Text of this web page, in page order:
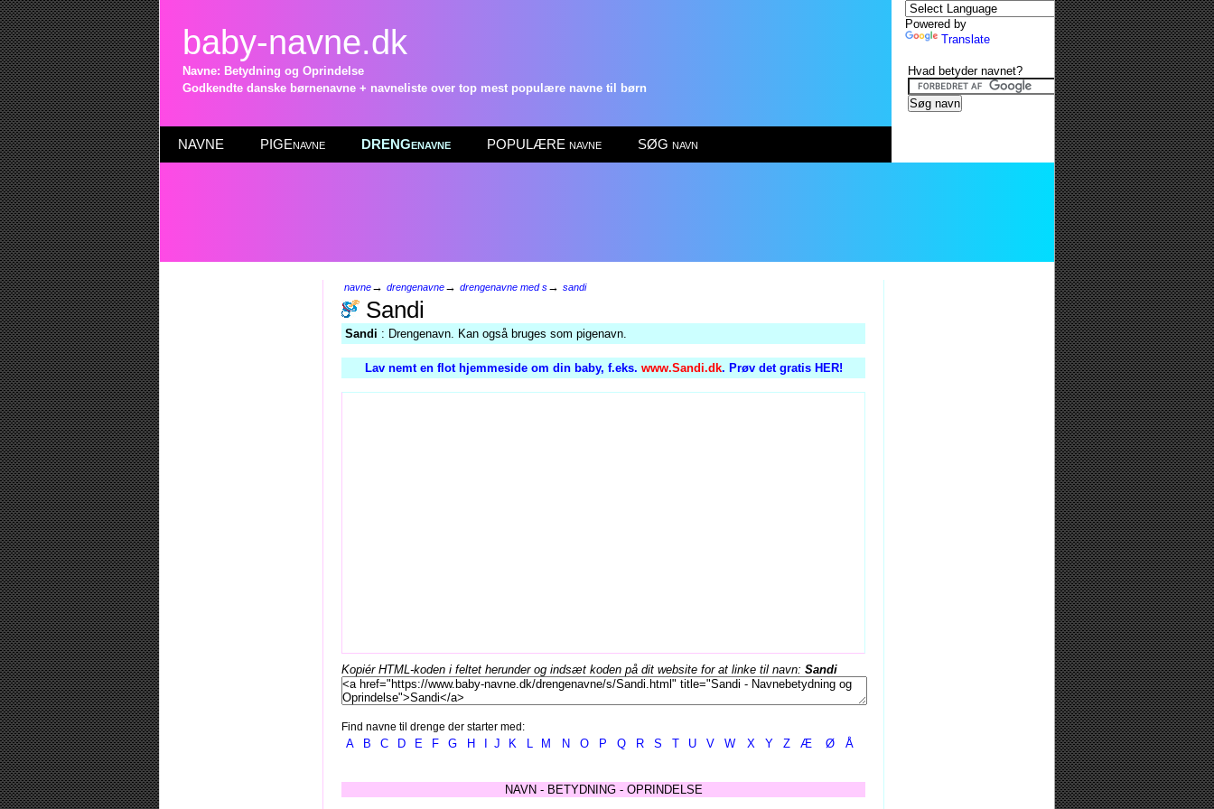
baby-navne.dk
Navne: Betydning og Oprindelse
Godkendte danske børnenavne + navneliste over top mest populære navne til børn
NAVNE PIGEnavne DRENGenavne POPULÆRE navne SØG navn
navne→ drengenavne→ drengenavne med s→ sandi
Sandi
Sandi : Drengenavn. Kan også bruges som pigenavn.
Lav nemt en flot hjemmeside om din baby, f.eks. www.Sandi.dk. Prøv det gratis HER!
Kopiér HTML-koden i feltet herunder og indsæt koden på dit website for at linke til navn: Sandi
Find navne til drenge der starter med:
A B C D E F G H J K L M N O P Q R S T U V W X Y Z Æ Ø Å
NAVN - BETYDNING - OPRINDELSE
Powered by
Translate
Hvad betyder navnet?